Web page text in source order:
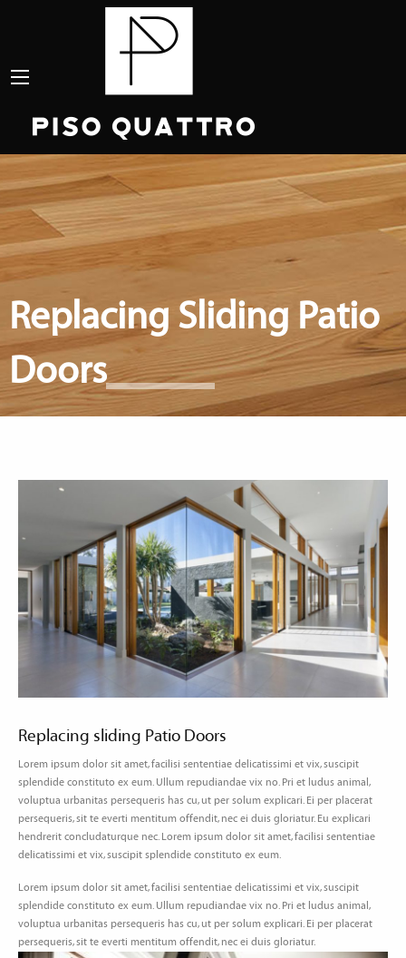
Replacing Sliding Patio
Doors
Replacing sliding Patio Doors
Lorem ipsum dolor sit amet, facilisi sententiae delicatissimi et vix, suscipit
splendide constituto ex eum. Ullum repudiandae vix no. Pri et ludus animal,
voluptua urbanitas persequeris has cu, ut per solum explicari. Ei per placerat
persequeris, sit te everti mentitum offendit, nec ei duis gloriatur. Eu explicari
hendrerit concludaturque nec. Lorem ipsum dolor sit amet, facilisi sententiae
delicatissimi et vix, suscipit splendide constituto ex eum.
Lorem ipsum dolor sit amet, facilisi sententiae delicatissimi et vix, suscipit
splendide constituto ex eum. Ullum repudiandae vix no. Pri et ludus animal,
voluptua urbanitas persequeris has cu, ut per solum explicari. Ei per placerat
persequeris, sit te everti mentitum offendit, nec ei duis gloriatur.